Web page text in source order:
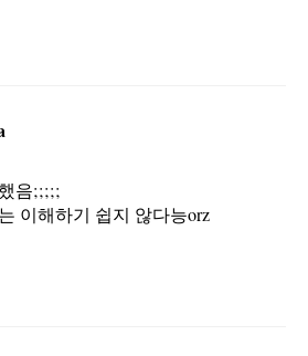
음;;;;;
이해하기 쉽지 않다능orz